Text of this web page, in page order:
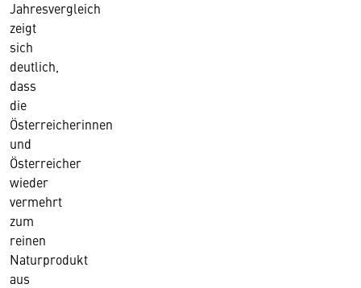
Jahresvergleich
zeigt
sich
deutlich,
dass
die
Österreicherinnen
und
Österreicher
wieder
vermehrt
zum
reinen
Naturprodukt
aus